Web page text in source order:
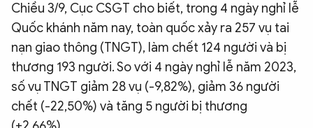
Chiều 3/9, Cục CSGT cho biết, trong 4 ngày nghỉ lễ
Quốc khánh năm nay, toàn quốc xảy ra 257 vụ tai
nạn giao thông (TNGT), làm chết 124 người và bị
thương 193 người. So với 4 ngày nghỉ lễ năm 2023,
số vụ TNGT giảm 28 vụ (-9,82%), giảm 36 người
chết (-22,50%) và tăng 5 người bị thương